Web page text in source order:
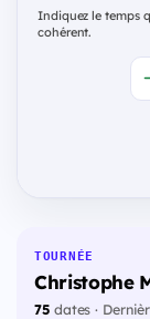
Indiquez le temps
cohérent.
TOURNÉE
Christophe
75dates ·